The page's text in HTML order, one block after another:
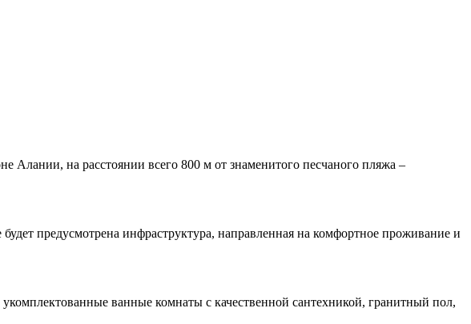
Алании, на расстоянии всего 800 м от знаменитого песчаного пляжа –
предусмотрена инфраструктура, направленная на комфортное проживание и
ванные комнаты с качественной сантехникой, гранитный пол,